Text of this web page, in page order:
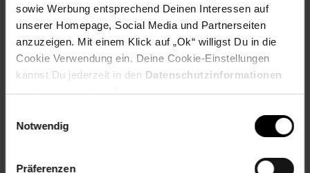
sowie Werbung entsprechend Deinen Interessen auf
unserer Homepage, Social Media und Partnerseiten
anzuzeigen. Mit einem Klick auf „Ok“ willigst Du in die
Cookie Verwendung ein. Deine Cookie-Einstellungen
kannst Du jederzeit in den Datenschutzinformationen
ändern bzw. widerrufen.
Notwendig
Präferenzen
Schnittverträglichkeit: Gut
Bodenansprüche: humos und gut durchlässig
Nährstoffgehalt: Mittel
Frosthärte: bis -20 °C
Verwendung: Wildblumenwiese, Bienenweide, Naturgarten,
Unterpflanzung, Steingarten.
Duft: Leicht
Gechlecht: Zweihäusig (weiblich)